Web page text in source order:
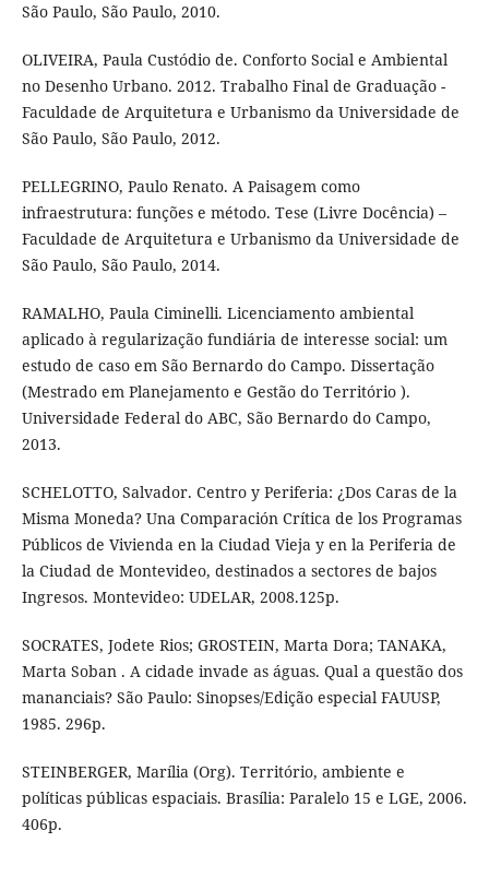
São Paulo, São Paulo, 2010.
OLIVEIRA, Paula Custódio de. Conforto Social e Ambiental
no Desenho Urbano. 2012. Trabalho Final de Graduação -
Faculdade de Arquitetura e Urbanismo da Universidade de
São Paulo, São Paulo, 2012.
PELLEGRINO, Paulo Renato. A Paisagem como
infraestrutura: funções e método. Tese (Livre Docência) –
Faculdade de Arquitetura e Urbanismo da Universidade de
São Paulo, São Paulo, 2014.
RAMALHO, Paula Ciminelli. Licenciamento ambiental
aplicado à regularização fundiária de interesse social: um
estudo de caso em São Bernardo do Campo. Dissertação
(Mestrado em Planejamento e Gestão do Território ).
Universidade Federal do ABC, São Bernardo do Campo,
2013.
SCHELOTTO, Salvador. Centro y Periferia: ¿Dos Caras de la
Misma Moneda? Una Comparación Crítica de los Programas
Públicos de Vivienda en la Ciudad Vieja y en la Periferia de
la Ciudad de Montevideo, destinados a sectores de bajos
Ingresos. Montevideo: UDELAR, 2008.125p.
SOCRATES, Jodete Rios; GROSTEIN, Marta Dora; TANAKA,
Marta Soban . A cidade invade as águas. Qual a questão dos
mananciais? São Paulo: Sinopses/Edição especial FAUUSP,
1985. 296p.
STEINBERGER, Marília (Org). Território, ambiente e
políticas públicas espaciais. Brasília: Paralelo 15 e LGE, 2006.
406p.